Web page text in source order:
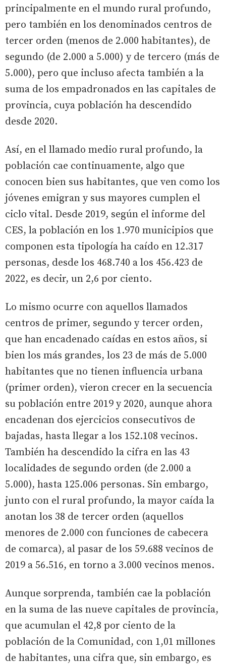
principalmente en el mundo rural profundo,
pero también en los denominados centros de
tercer orden (menos de 2.000 habitantes), de
segundo (de 2.000 a 5.000) y de tercero (más de
5.000), pero que incluso afecta también a la
suma de los empadronados en las capitales de
provincia, cuya población ha descendido
desde 2020.
Así, en el llamado medio rural profundo, la
población cae continuamente, algo que
conocen bien sus habitantes, que ven como los
jóvenes emigran y sus mayores cumplen el
ciclo vital. Desde 2019, según el informe del
CES, la población en los 1.970 municipios que
componen esta tipología ha caído en 12.317
personas, desde los 468.740 a los 456.423 de
2022, es decir, un 2,6 por ciento.
Lo mismo ocurre con aquellos llamados
centros de primer, segundo y tercer orden,
que han encadenado caídas en estos años, si
bien los más grandes, los 23 de más de 5.000
habitantes que no tienen influencia urbana
(primer orden), vieron crecer en la secuencia
su población entre 2019 y 2020, aunque ahora
encadenan dos ejercicios consecutivos de
bajadas, hasta llegar a los 152.108 vecinos.
También ha descendido la cifra en las 43
localidades de segundo orden (de 2.000 a
5.000), hasta 125.006 personas. Sin embargo,
junto con el rural profundo, la mayor caída la
anotan los 38 de tercer orden (aquellos
menores de 2.000 con funciones de cabecera
de comarca), al pasar de los 59.688 vecinos de
2019 a 56.516, en torno a 3.000 vecinos menos.
Aunque sorprenda, también cae la población
en la suma de las nueve capitales de provincia,
que acumulan el 42,8 por ciento de la
población de la Comunidad, con 1,01 millones
de habitantes, una cifra que, sin embargo, es